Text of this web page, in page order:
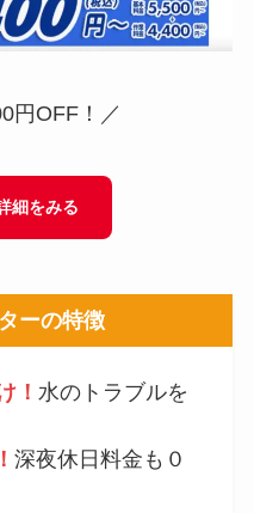
円OFF！／
細をみる
ーの特徴
！ 水のトラブルを
深夜休日料金も０